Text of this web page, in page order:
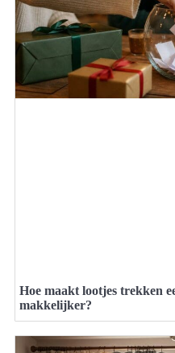
Hoe maakt lootjes trekken
makkelijker?